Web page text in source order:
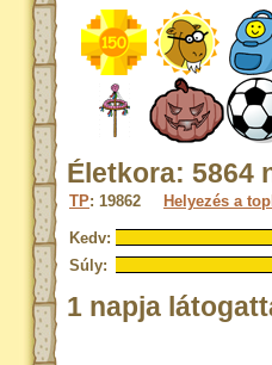
Életkora:
TP: 19862 Helyezés a
Kedv:
Súly:
1 napja